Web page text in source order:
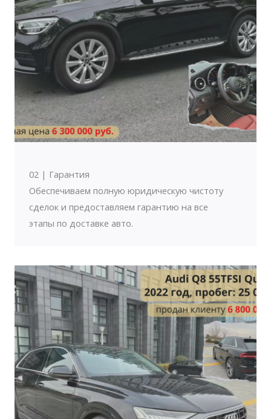
02 | Гарантия
Обеспечиваем полную юридическую чистоту
сделок и предоставляем гарантию на все
этапы по доставке авто.